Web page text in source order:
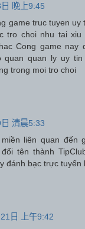
晚上9:45
game truc tuyen uy
tro choi nhu tai
Cong game nay
quan quan ly uy
trong moi tro choi
清晨5:33
liên quan đến
tên thành
đánh bạc trực tuyến
日 上午9:42